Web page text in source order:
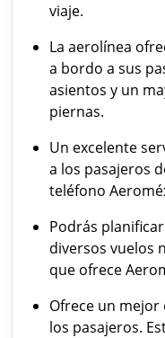
viaje.
La aerolínea
a bordo a sus
asientos y un
piernas.
Un excelente
a los pasajeros
teléfono
Podrás
diversos vuelos
que ofrece
Ofrece un
los pasajeros.